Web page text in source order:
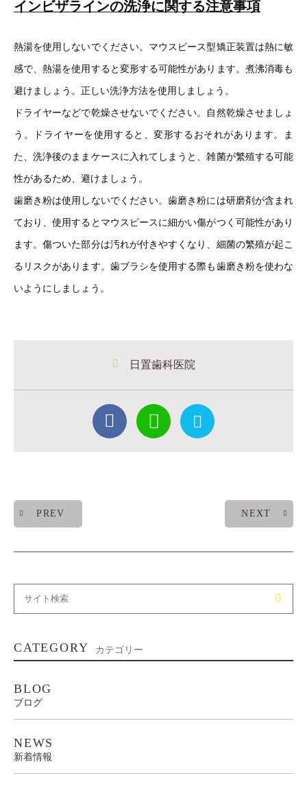
インビザラインの洗浄に関する注意事項
熱湯を使用しないでください。マウスピース型矯正装置は熱に敏
感で、熱湯を使用すると変形する可能性があります。煮沸消毒も
避けましょう。正しい洗浄方法を使用しましょう。
ドライヤーなどで乾燥させないでください。自然乾燥させましょ
う。ドライヤーを使用すると、変形するおそれがあります。ま
た、洗浄後のままケースに入れてしまうと、雑菌が繁殖する可能
性があるため、避けましょう。
歯磨き粉は使用しないでください。歯磨き粉には研磨剤が含まれ
ており、使用するとマウスピースに細かい傷がつく可能性があり
ます。傷ついた部分は汚れが付きやすくなり、細菌の繁殖が起こ
るリスクがあります。歯ブラシを使用する際も歯磨き粉を使わな
いようにしましょう。
日置歯科医院
PREV NEXT
CATEGORY カテゴリー
BLOG
ブログ
NEWS
新着情報